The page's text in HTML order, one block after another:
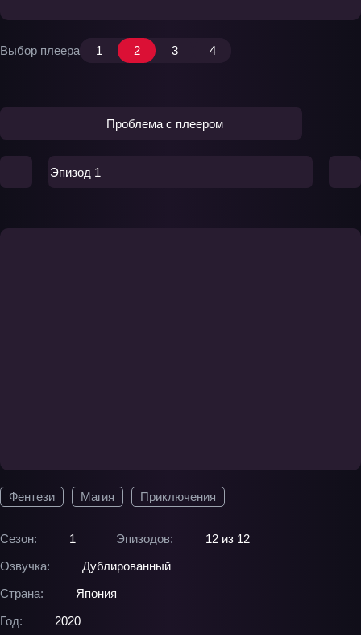
Фентези Магия Приключения
Сезон: 1 Эпизодов:
12 из 12
Озвучка:
Дублированный
Страна:
Япония
Год:
2020
Выбор плеера 1 2 3 4
Проблема с плеером
Эпизод 1